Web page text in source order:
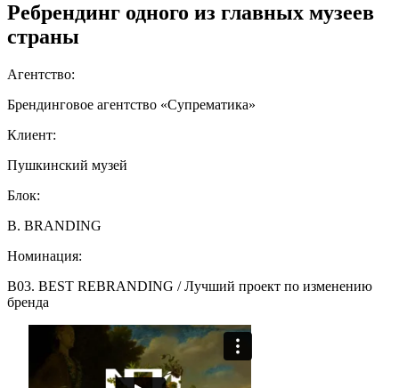
Ребрендинг одного из главных музеев
страны
Агентство:
Брендинговое агентство «Супрематика»
Клиент:
Пушкинский музей
Блок:
B. BRANDING
Номинация:
B03. BEST REBRANDING / Лучший проект по изменению
бренда